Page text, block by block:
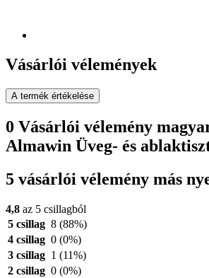
Vásárlói vélemények
A termék értékelése
0 Vásárlói vélemény
Almawin Üveg- és
5 vásárlói vélemény más
4,8 az 5 csillagból
5 csillag 8 (88%)
4 csillag 0 (0%)
3 csillag 1 (11%)
2 csillag 0 (0%)